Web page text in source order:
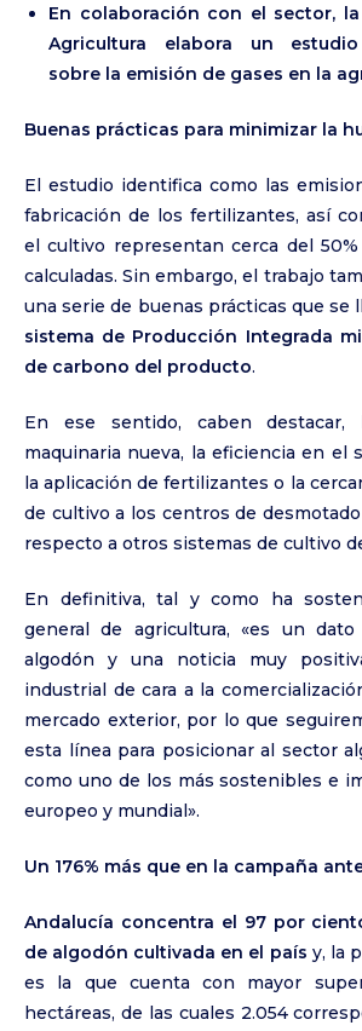
En colaboración con el sector,
Agricultura elabora un
sobre la emisión de gases en la
Buenas prácticas para minimizar la
El estudio identifica como las
fabricación de los fertilizantes, así
el cultivo representan cerca del
calculadas. Sin embargo, el trabajo
una serie de buenas prácticas que se
sistema de Producción Integrada
de carbono del producto.
En ese sentido, caben destacar,
maquinaria nueva, la eficiencia en el
la aplicación de fertilizantes o la
de cultivo a los centros de
respecto a otros sistemas de cultivo
En definitiva, tal y como ha
general de agricultura, «es un
algodón y una noticia muy
industrial de cara a la
mercado exterior, por lo que
esta línea para posicionar al sector
como uno de los más sostenibles e
europeo y mundial».
Un 176% más que en la campaña
Andalucía concentra el 97 por
de algodón cultivada en el país y, la
es la que cuenta con mayor
hectáreas, de las cuales 2.054